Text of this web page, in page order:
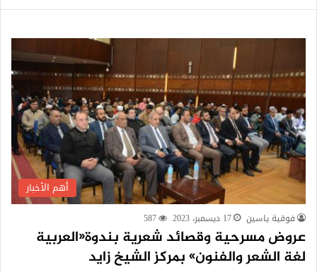
أهم الأخبار
فوقية ياسين 17 ديسمبر، 2023 587
عروض مسرحية وقصائد شعرية بندوة«العربية
لغة الشعر والفنون» بمركز الشيخ زايد